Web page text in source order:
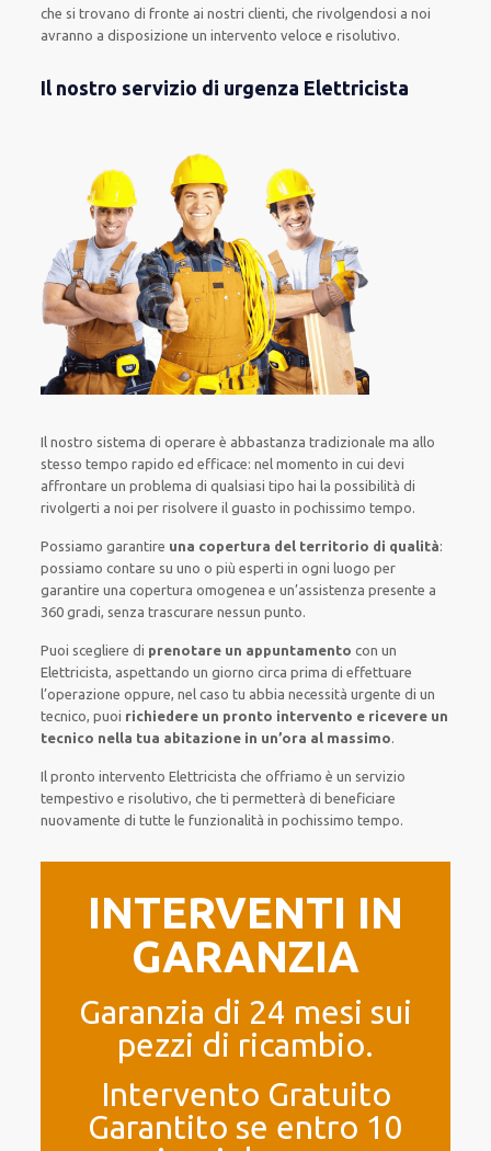
che si trovano di fronte ai nostri clienti, che rivolgendosi a noi
avranno a disposizione un interventoveloce e risolutivo.
Il nostro servizio di urgenza Elettricista
Il nostro sistema di operare è abbastanza tradizionale ma allo
stesso tempo rapido ed efficace: nel momento in cuidevi
affrontareun problema di qualsiasi tipo hai la possibilità di
rivolgerti a noi perrisolvere ilguasto in pochissimo tempo.
Possiamo garantire una copertura del territorio di qualità:
possiamo contare su uno o piùesperti in ogni luogo per
garantire una coperturaomogenea e un’assistenza presente a
360 gradi, senzatrascurarenessun punto.
Puoi scegliere di prenotare un appuntamento con un
Elettricista, aspettandoun giorno circa prima dieffettuare
l’operazione oppure, nel caso tu abbia necessità urgente di un
tecnico, puoi richiedere un pronto intervento e ricevere un
tecnico nella tua abitazione in un’ora al massimo.
Il pronto intervento Elettricistache offriamo èun servizio
tempestivo e risolutivo, che tipermetterà di beneficiare
nuovamente di tutte le funzionalità in pochissimo tempo.
INTERVENTI IN
GARANZIA
Garanzia di 24 mesi sui
pezzi di ricambio.
Intervento Gratuito
Garantito se entro 10